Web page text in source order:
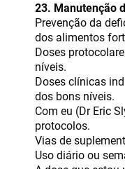
23. Manutenção
Prevenção da
dos alimentos
Doses
níveis.
Doses clínicas
dos bons níveis.
Com eu (Dr Eric
protocolos.
Vias de
Uso diário ou